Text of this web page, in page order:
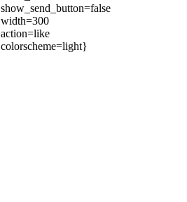
show_send_button=false
width=300
action=like
colorscheme=light}